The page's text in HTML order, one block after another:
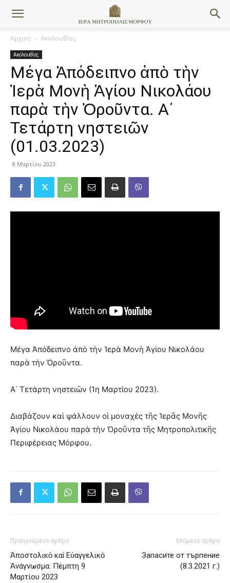
Αρχική Ακολουθίες
Ακολουθίες
Μέγα Ἀπόδειπνο ἀπὸ τὴν
Ἱερὰ Μονὴ Ἁγίου Νικολάου
παρὰ τὴν Ὀροῦντα. Α΄
Τετάρτη νηστειῶν
(01.03.2023)
8 Μαρτίου 2023
Μέγα Ἀπόδειπνο ἀπὸ τὴν Ἱερὰ Μονὴ Ἁγίου Νικολάου
παρὰ τὴν Ὀροῦντα.
Α΄ Τετάρτη νηστειῶν (1η Μαρτίου 2023).
Διαβάζουν καὶ ψάλλουν οἱ μοναχὲς τῆς Ἱερᾶς Μονῆς
Ἁγίου Νικολάου παρὰ τὴν Ὀροῦντα τῆς Μητροπολιτικῆς
Περιφέρειας Μόρφου.
Προηγούμενο άρθρο
Ἀποστολικὸ καὶ Εὐαγγελικὸ
Ἀνάγνωσμα: Πέμπτη 9
Μαρτίου 2023
Επόμενο άρθρο
Запасите от търпение
(8.3.2021 г.)